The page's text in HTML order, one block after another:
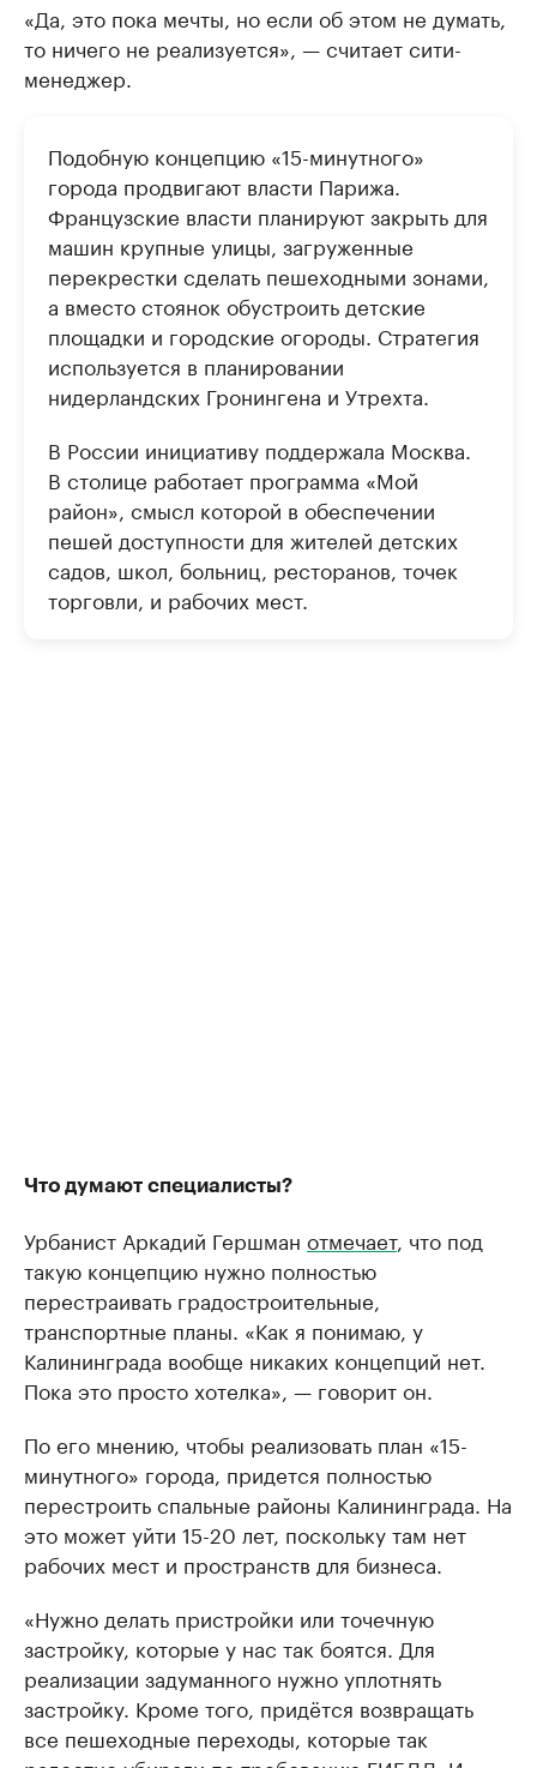
«Да, это пока мечты, но если об этом не думать,
то ничего не реализуется», — считает сити-
менеджер.
Подобную концепцию «15-минутного»
города продвигают власти Парижа.
Французские власти планируют закрыть для
машин крупные улицы, загруженные
перекрестки сделать пешеходными зонами,
а вместо стоянок обустроить детские
площадки и городские огороды. Стратегия
используется в планировании
нидерландских Гронингена и Утрехта.
В России инициативу поддержала Москва.
В столице работает программа «Мой
район», смысл которой в обеспечении
пешей доступности для жителей детских
садов, школ, больниц, ресторанов, точек
торговли, и рабочих мест.
Что думают специалисты?
Урбанист Аркадий Гершман отмечает, что под
такую концепцию нужно полностью
перестраивать градостроительные,
транспортные планы. «Как я понимаю, у
Калининграда вообще никаких концепций нет.
Пока это просто хотелка», — говорит он.
По его мнению, чтобы реализовать план «15-
минутного» города, придется полностью
перестроить спальные районы Калининграда. На
это может уйти 15-20 лет, поскольку там нет
рабочих мест и пространств для бизнеса.
«Нужно делать пристройки или точечную
застройку, которые у нас так боятся. Для
реализации задуманного нужно уплотнять
застройку. Кроме того, придётся возвращать
все пешеходные переходы, которые так